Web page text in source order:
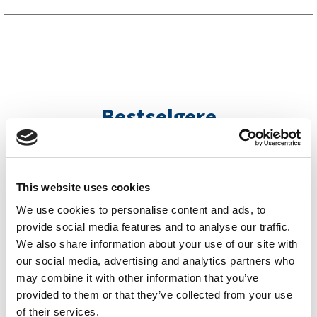
This website uses cookies
We use cookies to personalise content and ads, to
provide social media features and to analyse our traffic.
We also share information about your use of our site with
our social media, advertising and analytics partners who
may combine it with other information that you’ve
provided to them or that they’ve collected from your use
of their services.
Bestselgere
LGF skilt Selvklebende
256
(205kr eks. mva)
Kjøp på nett